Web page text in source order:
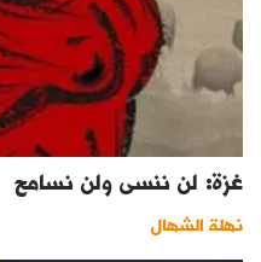
غزة: لن ننسى ولن نسامح
نهلة الشهال